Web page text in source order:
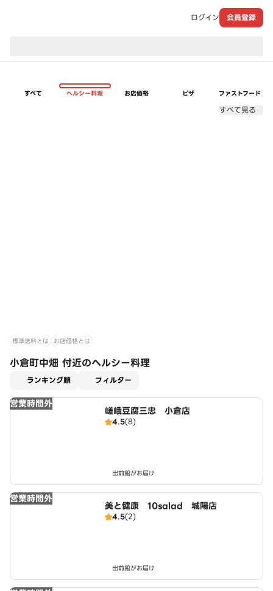
ログイン 会員登録
すべて ヘルシー料理 お店価格 ピザ ファストフード
すべて見る
標準送料とは お店価格とは
小倉町中畑 付近のヘルシー料理
ランキング順 フィルター
営業時間外
嵯峨豆腐三忠 小倉店
4.5(8)
出前館がお届け
営業時間外
美と健康 10salad 城陽店
4.5(2)
出前館がお届け